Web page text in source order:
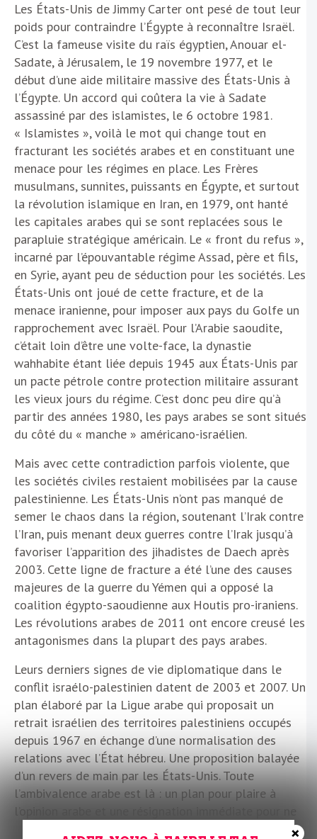
Les États-Unis de Jimmy Carter ont pesé de tout leur
poids pour contraindre l’Égypte à reconnaître Israël.
C’est la fameuse visite du raïs égyptien, Anouar el-
Sadate, à Jérusalem, le 19 novembre 1977, et le
début d’une aide militaire massive des États-Unis à
l’Égypte. Un accord qui coûtera la vie à Sadate
assassiné par des islamistes, le 6 octobre 1981.
« Islamistes », voilà le mot qui change tout en
fracturant les sociétés arabes et en constituant une
menace pour les régimes en place. Les Frères
musulmans, sunnites, puissants en Égypte, et surtout
la révolution islamique en Iran, en 1979, ont hanté
les capitales arabes qui se sont replacées sous le
parapluie stratégique américain. Le « front du refus »,
incarné par l’épouvantable régime Assad, père et fils,
en Syrie, ayant peu de séduction pour les sociétés. Les
États-Unis ont joué de cette fracture, et de la
menace iranienne, pour imposer aux pays du Golfe un
rapprochement avec Israël. Pour l’Arabie saoudite,
c’était loin d’être une volte-face, la dynastie
wahhabite étant liée depuis 1945 aux États-Unis par
un pacte pétrole contre protection militaire assurant
les vieux jours du régime. C’est donc peu dire qu’à
partir des années 1980, les pays arabes se sont situés
du côté du « manche » américano-israélien.
Mais avec cette contradiction parfois violente, que
les sociétés civiles restaient mobilisées par la cause
palestinienne. Les États-Unis n’ont pas manqué de
semer le chaos dans la région, soutenant l’Irak contre
l’Iran, puis menant deux guerres contre l’Irak jusqu’à
favoriser l’apparition des jihadistes de Daech après
2003. Cette ligne de fracture a été l’une des causes
majeures de la guerre du Yémen qui a opposé la
coalition égypto-saoudienne aux Houtis pro-iraniens.
Les révolutions arabes de 2011 ont encore creusé les
antagonismes dans la plupart des pays arabes.
Leurs derniers signes de vie diplomatique dans le
conflit israélo-palestinien datent de 2003 et 2007. Un
plan élaboré par la Ligue arabe qui proposait un
retrait israélien des territoires palestiniens occupés
depuis 1967 en échange d’une normalisation des
relations avec l’État hébreu. Une proposition balayée
d’un revers de main par les États-Unis. Toute
l’ambivalence arabe est là : un plan pour plaire à
l’opinion arabe et une résignation immédiate pour ne
pas fâcher Washington. En 2020, Donald Trump, dont
×